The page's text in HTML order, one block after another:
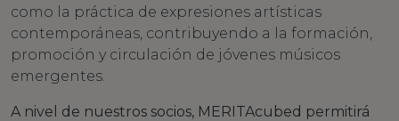
como la práctica de expresiones artísticas
contemporáneas, contribuyendo a la formación,
promoción y circulación de jóvenes músicos
emergentes.
A nivel de nuestros socios, MERITAcubed permitirá